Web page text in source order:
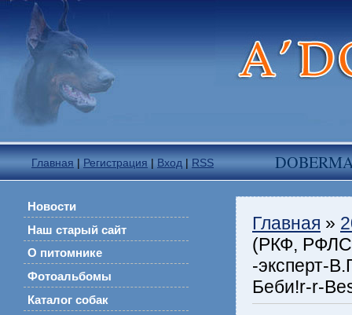
Главная | Регистрация | Вход | RSS
Новости
Наш старый сайт
О питомнике
Фотоальбомы
Каталог собак
Главная »
(РКФ,
-эксперт-
Беби!r-r-